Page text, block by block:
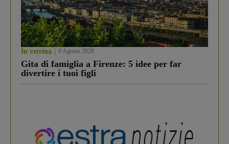
In vetrina 6 Agosto 2026
Gita di famiglia a Firenze: 5 idee per far
divertire i tuoi figli